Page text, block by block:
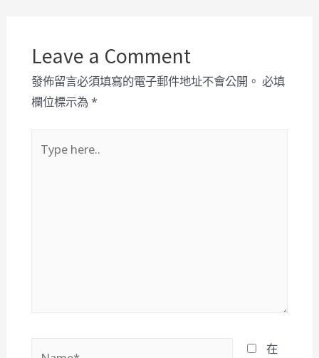
Leave a Comment
發佈留言必須填寫的電子郵件地址不會公開。 必填
欄位標示為*
here..
在